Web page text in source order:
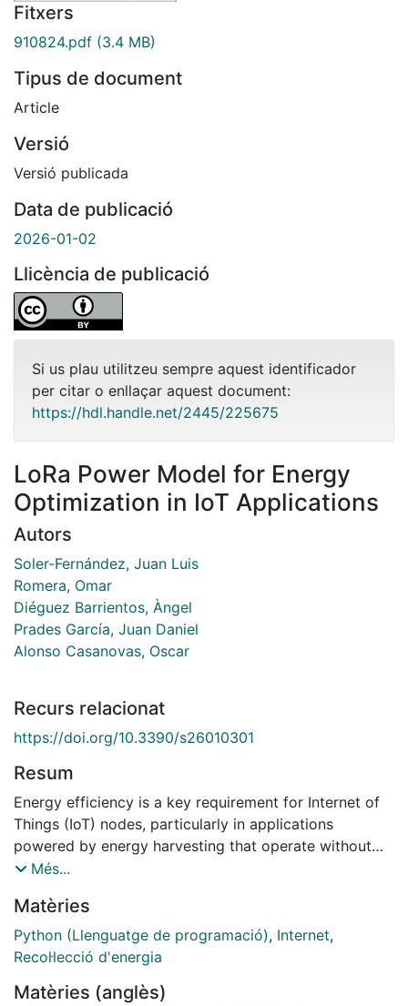
Fitxers
910824.pdf (3.4 MB)
Tipus de document
Article
Versió
Versió publicada
Data de publicació
2026-01-02
Llicència de publicació
Si us plau utilitzeu sempre aquest identificador
per citar o enllaçar aquest document:
https://hdl.handle.net/2445/225675
LoRa Power Model for Energy
Optimization in IoT Applications
Autors
Soler-Fernández, Juan Luis
Romera, Omar
Diéguez Barrientos, Àngel
Prades García, Juan Daniel
Alonso Casanovas, Oscar
Recurs relacionat
https://doi.org/10.3390/s26010301
Resum
Energy efficiency is a key requirement for Internet of
Things (IoT) nodes, particularly in applications
powered by energy harvesting that operate without
batteries. In this work, we present a parametric power
at ultra-low power remote sensing scenarios. The
transceiver was characterized in all relevant states
(startup, transmission, reception, and sleep), and the
predicts average power consumption as a function of
Més...
Matèries
Python (Llenguatge de programació), Internet,
Recol·lecció d'energia
Matèries (anglès)